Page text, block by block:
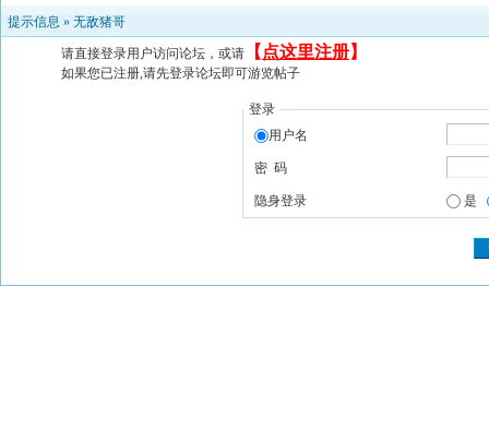
提示信息 » 无敌猪哥
请直接登录用户访问论坛，或请 【 点这里注册】
如果您已注册,请先登录论坛即可游览帖子
登录
用户名
密 码
隐身登录 是